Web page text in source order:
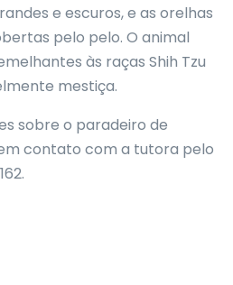
e escuros, e as orelhas
pelo pelo. O animal
às raças Shih Tzu
mestiça.
sobre o paradeiro de
contato com a tutora pelo